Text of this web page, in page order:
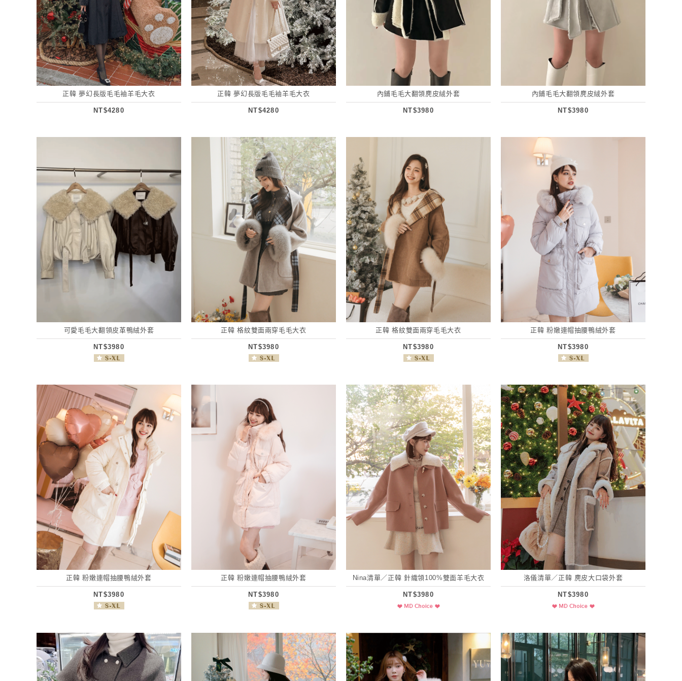
正韓 夢幻長版毛毛袖羊毛大衣
NT$4280
正韓 夢幻長版毛毛袖羊毛大衣
NT$4280
內鋪毛毛大翻領麂皮絨外套
NT$3980
內鋪毛毛大翻領麂皮絨外套
NT$3980
可愛毛毛大翻領皮革鴨絨外套
NT$3980
正韓 格紋雙面兩穿毛毛大衣
NT$3980
正韓 格紋雙面兩穿毛毛大衣
NT$3980
正韓 粉嫩連帽抽腰鴨絨外套
NT$3980
正韓 粉嫩連帽抽腰鴨絨外套
NT$3980
正韓 粉嫩連帽抽腰鴨絨外套
NT$3980
Nina清單／正韓 針織領100%雙面羊毛大衣
NT$3980
洛儀清單／正韓 麂皮大口袋外套
NT$3980